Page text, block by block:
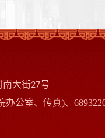
南大街27号
办公室、传真)、